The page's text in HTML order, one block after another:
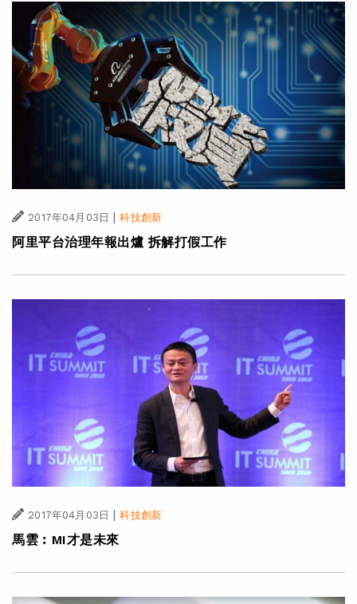
2017年04月03日 | 科技創新
阿里平台治理年報出爐 拆解打假工作
2017年04月03日 | 科技創新
馬雲︰MI才是未來